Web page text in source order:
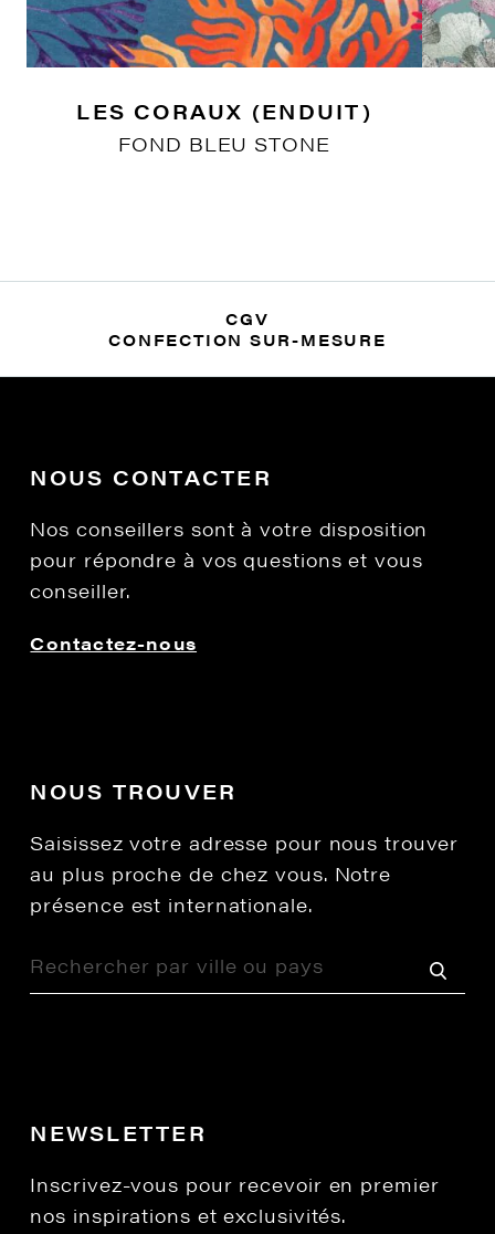
LES CORAUX (ENDUIT)
FOND BLEU STONE
CGV
CONFECTION SUR-MESURE
NOUS CONTACTER
Nos conseillers sont à votre disposition
pour répondre à vos questions et vous
conseiller.
Contactez-nous
NOUS TROUVER
Saisissez votre adresse pour nous trouver
au plus proche de chez vous. Notre
présence est internationale.
NEWSLETTER
Inscrivez-vous pour recevoir en premier
nos inspirations et exclusivités.